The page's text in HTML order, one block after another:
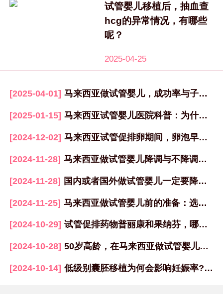
试管婴儿移植后，抽血查
hcg的异常情况，有哪些
呢？
2025-04-25
[2025-04-01] 马来西亚做试管婴儿，成功率与子宫内膜挂钩！
[2025-01-15] 马来西亚试管婴儿医院科普：为什么胚胎冷冻多年解冻后仍可使用？
[2024-12-02] 马来西亚试管促排卵期间，卵泡早排的原因及应对方法
[2024-11-28] 马来西亚做试管婴儿降调与不降调各自的优势分析
[2024-11-28] 国内或者国外做试管婴儿一定要降调吗？
[2024-11-25] 马来西亚做试管婴儿前的准备：选择医院、医生与身体调理全攻略
[2024-10-29] 试管促排药物普丽康和果纳芬，哪一个促排卵更好？
[2024-10-28] 50岁高龄，在马来西亚做试管婴儿，如何提高成功率？
[2024-10-14] 低级别囊胚移植为何会影响妊娠率?该如何改善试管成功率？